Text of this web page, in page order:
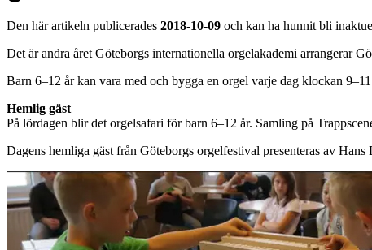
Den här artikeln publicerades 2018-10-09 och kan ha hunnit bli
Det är andra året Göteborgs internationella orgelakademi arrangerar
Barn 6–12 år kan vara med och bygga en orgel varje dag klockan
Hemlig gäst
På lördagen blir det orgelsafari för barn 6–12 år. Samling på
Dagens hemliga gäst från Göteborgs orgelfestival presenteras av